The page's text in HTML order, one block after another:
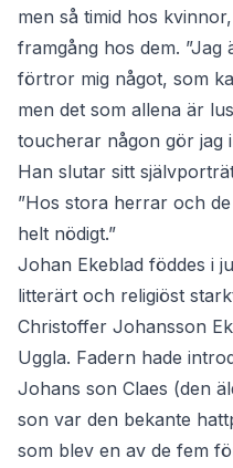
men så timid hos
framgång hos dem.
förtror mig något, som
men det som allena är
toucherar någon gör jag
Han slutar sitt
”Hos stora herrar och
helt nödigt.”
Johan Ekeblad föddes i
litterärt och religiöst
Christoffer Johansson
Uggla. Fadern hade
Johans son Claes (den
son var den be­kante
som blev en av de fem